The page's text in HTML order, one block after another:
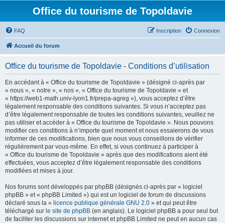
Office du tourisme de Topoldavie
FAQ Connexion
Inscription
Accueil du forum
Office du tourisme de Topoldavie - Conditions d’utilisation
En accédant à « Office du tourisme de Topoldavie » (désigné ci-après par
« nous », « notre », « nos », « Office du tourisme de Topoldavie » et
« https://web1-math.univ-lyon1.fr/prepa-agreg »), vous acceptez d’être
légalement responsable des conditions suivantes. Si vous n’acceptez pas
d’être légalement responsable de toutes les conditions suivantes, veuillez ne
pas utiliser et accéder à « Office du tourisme de Topoldavie ». Nous pouvons
modifier ces conditions à n’importe quel moment et nous essaierons de vous
informer de ces modifications, bien que nous vous conseillons de vérifier
régulièrement par vous-même. En effet, si vous continuez à participer à
« Office du tourisme de Topoldavie » après que des modifications aient été
effectuées, vous acceptez d’être légalement responsable des conditions
modifiées et mises à jour.
Nos forums sont développés par phpBB (désignés ci-après par « logiciel
phpBB » et « phpBB Limited ») qui est un logiciel de forum de discussions
déclaré sous la « licence publique générale GNU 2.0 » et qui peut être
téléchargé sur le site de phpBB (en anglais). Le logiciel phpBB a pour seul but
de faciliter les discussions sur internet et phpBB Limited ne peut en aucun cas